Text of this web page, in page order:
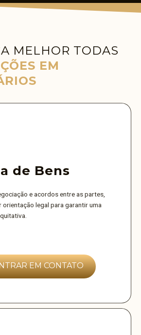
MELHOR TODAS
EM
de Bens
e acordos entre as partes,
orientação legal para garantir uma
EM CONTATO